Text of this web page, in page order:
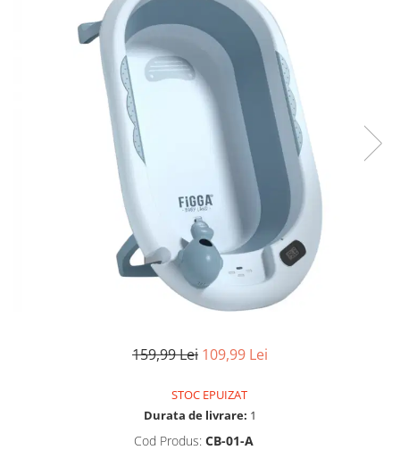
Aparate de vidat
Benzi dublu adezive
Dispozitiv indepartare papiloame
Etajere depozitare
Irigatoare bucale
Capace WC copii & Reductoare WC
159,99 Lei 109,99 Lei
STOC EPUIZAT
Durata de livrare: 1
Cod Produs: CB-01-A